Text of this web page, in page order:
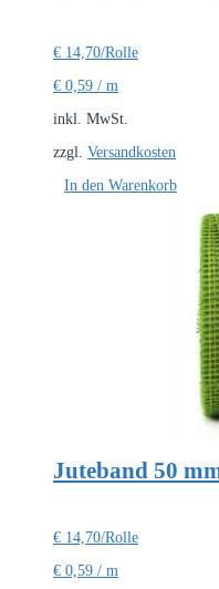
€ 14,70/Rolle
€ 0,59 / m
inkl. MwSt.
zzgl. Versandkosten
In den Warenkorb
Juteband 50
€ 14,70/Rolle
€ 0,59 / m